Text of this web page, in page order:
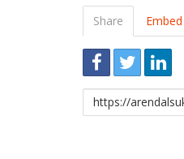
Share Embed
Link
to